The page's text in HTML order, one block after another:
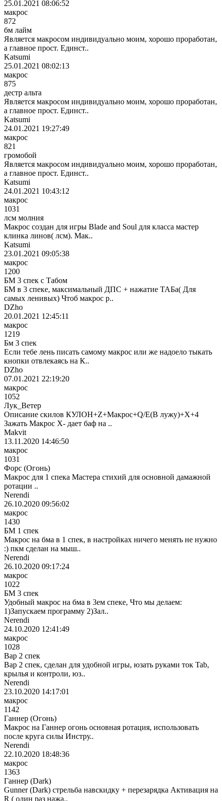
25.01.2021 08:06:52
макрос
872
бм лайм
Является макросом индивидуально моим, хорошо проработан,
а главное прост. Единст..
Katsumi
25.01.2021 08:02:13
макрос
875
дестр альта
Является макросом индивидуально моим, хорошо проработан,
а главное прост. Единст..
Katsumi
24.01.2021 19:27:49
макрос
821
громобой
Является макросом индивидуально моим, хорошо проработан,
а главное прост. Единст..
Katsumi
24.01.2021 10:43:12
макрос
1031
лсм молния
Макрос создан для игры Blade and Soul для класса мастер
клинка линов( лсм). Мак..
Katsumi
23.01.2021 09:05:38
макрос
1200
БМ 3 спек с Табом
БМ в 3 спеке, максимальный ДПС + нажатие ТАБа( Для
самых ленивых) Чтоб макрос р..
DZho
20.01.2021 12:45:11
макрос
1219
Бм 3 спек
Если тебе лень писать самому макрос или же надоело тыкать
кнопки отвлекаясь на К..
DZho
07.01.2021 22:19:20
макрос
1052
Лук_Ветер
Описание скилов КУЛОН+Z+Макрос+Q/E(В лужу)+X+4
Зажать Макрос X- дает баф на ..
Makvit
13.11.2020 14:46:50
макрос
1031
Форс (Огонь)
Макрос для 1 спека Мастера стихий для основной дамажной
ротации ..
Nerendi
26.10.2020 09:56:02
макрос
1430
БМ 1 спек
Макрос на бма в 1 спек, в настройках ничего менять не нужно
:) пкм сделан на мыш..
Nerendi
26.10.2020 09:17:24
макрос
1022
БМ 3 спек
Удобный макрос на бма в 3ем спеке, Что мы делаем:
1)Запускаем программу 2)Зал..
Nerendi
24.10.2020 12:41:49
макрос
1028
Вар 2 спек
Вар 2 спек, сделан для удобной игры, юзать руками ток Tab,
крылья и контроли, юз..
Nerendi
23.10.2020 14:17:01
макрос
1142
Ганнер (Огонь)
Макрос на Ганнер огонь основная ротация, использовать
после круга силы Инстру..
Nerendi
22.10.2020 18:48:36
макрос
1363
Ганнер (Dark)
Gunner (Dark) стрельба навскидку + перезарядка Активация на
R ( один раз нажа..